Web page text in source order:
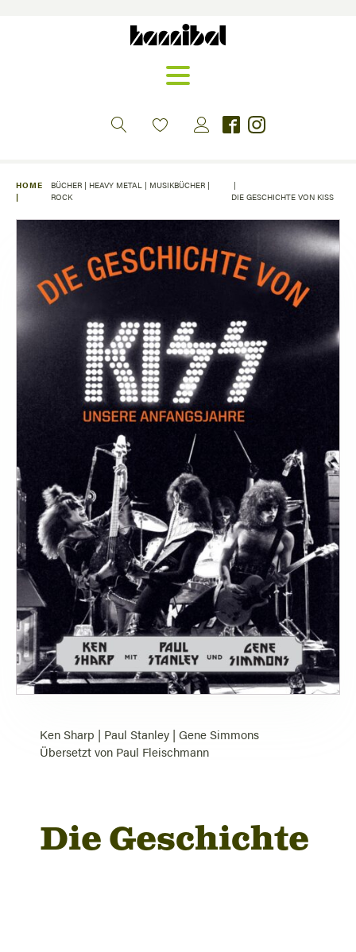
HOME
|
BÜCHER| HEAVY METAL| MUSIKBÜCHER|
ROCK
|
DIE GESCHICHTE VON KISS
Ken Sharp | Paul Stanley | Gene Simmons
Übersetzt von Paul Fleischmann
Die Geschichte